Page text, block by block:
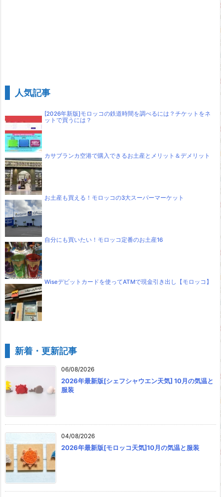
人気記事
[2026年新版]モロッコの鉄道時間を調べるには？チケットをネ
ットで買うには？
カサブランカ空港で購入できるお土産とメリット＆デメリット
お土産も買える！モロッコの3大スーパーマーケット
自分にも買いたい！モロッコ定番のお土産16
Wiseデビットカードを使ってATMで現金引き出し【モロッコ】
新着・更新記事
06/08/2026
2026年最新版[シェフシャウエン天気] 10月の気温と
服装
04/08/2026
2026年最新版[モロッコ天気]10月の気温と服装